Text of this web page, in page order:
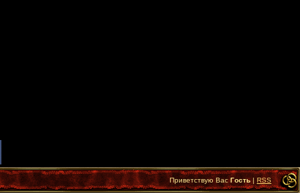
Приветствую Вас Гость| RSS